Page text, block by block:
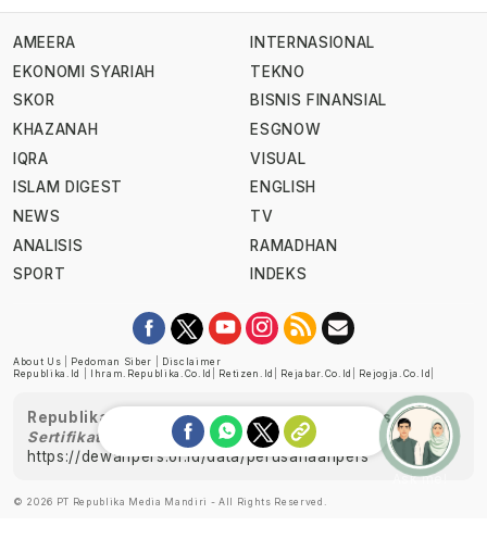
AMEERA
EKONOMI SYARIAH
SKOR
KHAZANAH
IQRA
ISLAM DIGEST
NEWS
ANALISIS
SPORT
INTERNASIONAL
TEKNO
BISNIS FINANSIAL
ESGNOW
VISUAL
ENGLISH
TV
RAMADHAN
INDEKS
About Us Pedoman Siber
Disclaimer
Republika.id
Ihram.republika.co.id Retizen.id Rejabar.co.id Rejogja.co.id
Republika telah diverifikasi oleh Dewan Pers
Sertifikat Nomor 1058/DP-Verifikasi/K/XII/2022
https://dewanpers.or.id/data/perusahaanpers
© 2026 PT Republika Media Mandiri - All Rights Reserved.
Ask me!